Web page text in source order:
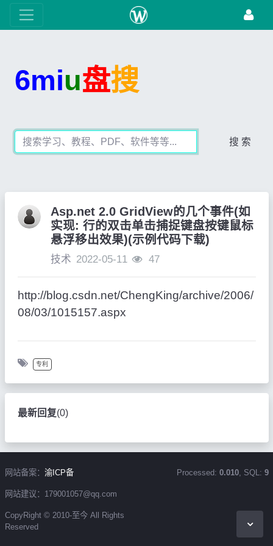
6miu盘搜
搜 索
Asp.net 2.0 GridView的几个事件(如
实现: 行的双击单击捕捉键盘按键鼠标
悬浮移出效果)(示例代码下载)
技术 2022-05-11 47
http://blog.csdn.net/ChengKing/archive/2006/
08/03/1015157.aspx
专利
最新回复(0)
网站备案： 渝ICP备
网站建议：179001057@qq.com
CopyRight © 2010-至今 All Rights
Reserved
Processed: 0.010, SQL: 9